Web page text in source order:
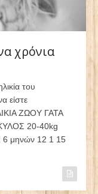
χρόνια
του
είστε
ΖΩΟΥ ΓΑΤΑ
20-40kg
μηνών 12 1 15